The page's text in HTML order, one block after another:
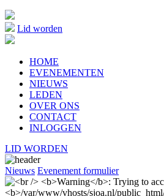
Lid worden
HOME
EVENEMENTEN
NIEUWS
LEDEN
OVER ONS
CONTACT
INLOGGEN
LID WORDEN
Nieuws Evenement formulier